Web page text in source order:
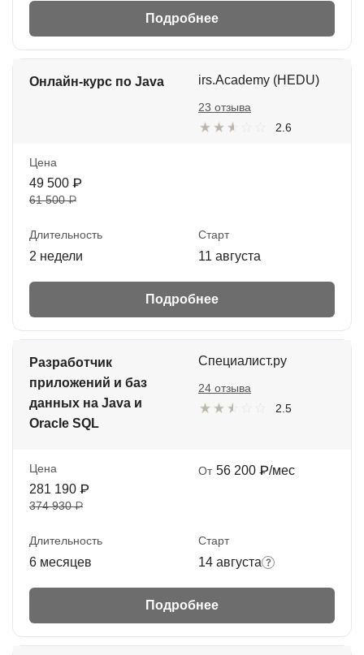
Подробнее
Онлайн-курс по Java irs.Academy (HEDU)
2.6
23 отзыва
Цена
49 500 ₽
61 500 ₽
Длительность
2 недели
Старт
11 августа
Подробнее
Разработчик
приложений и баз
данных на Java и
Oracle SQL
Специалист.ру
2.5
24 отзыва
Цена
281 190 ₽
374 930 ₽
От 56 200 ₽/мес
Длительность
6 месяцев
Старт
14 августа
Подробнее